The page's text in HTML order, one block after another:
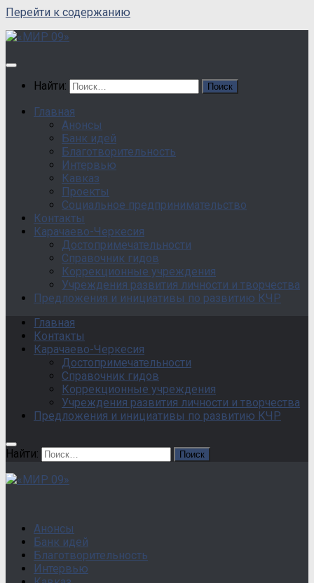
Перейти к содержанию
Найти:
Главная
Анонсы
Банк идей
Благотворительность
Интервью
Кавказ
Проекты
Социальное предпринимательство
Контакты
Карачаево-Черкесия
Достопримечательности
Справочник гидов
Коррекционные учреждения
Учреждения развития личности и творчества
Предложения и инициативы по развитию КЧР
Главная
Контакты
Карачаево-Черкесия
Достопримечательности
Справочник гидов
Коррекционные учреждения
Учреждения развития личности и творчества
Предложения и инициативы по развитию КЧР
Найти:
Анонсы
Банк идей
Благотворительность
Интервью